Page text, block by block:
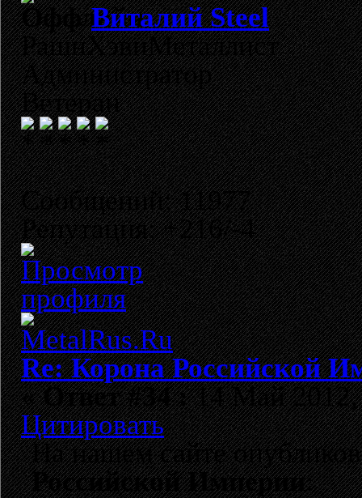
Виталий Steel
РашнХэвиМеталлист
Администратор
Ветеран
Сообщений: 11977
Репутация: +216/-4
Re: Корона Российской
«Ответ #34 :14 Май 2012,
Цитировать
На нашем сайте
Российской Империи: